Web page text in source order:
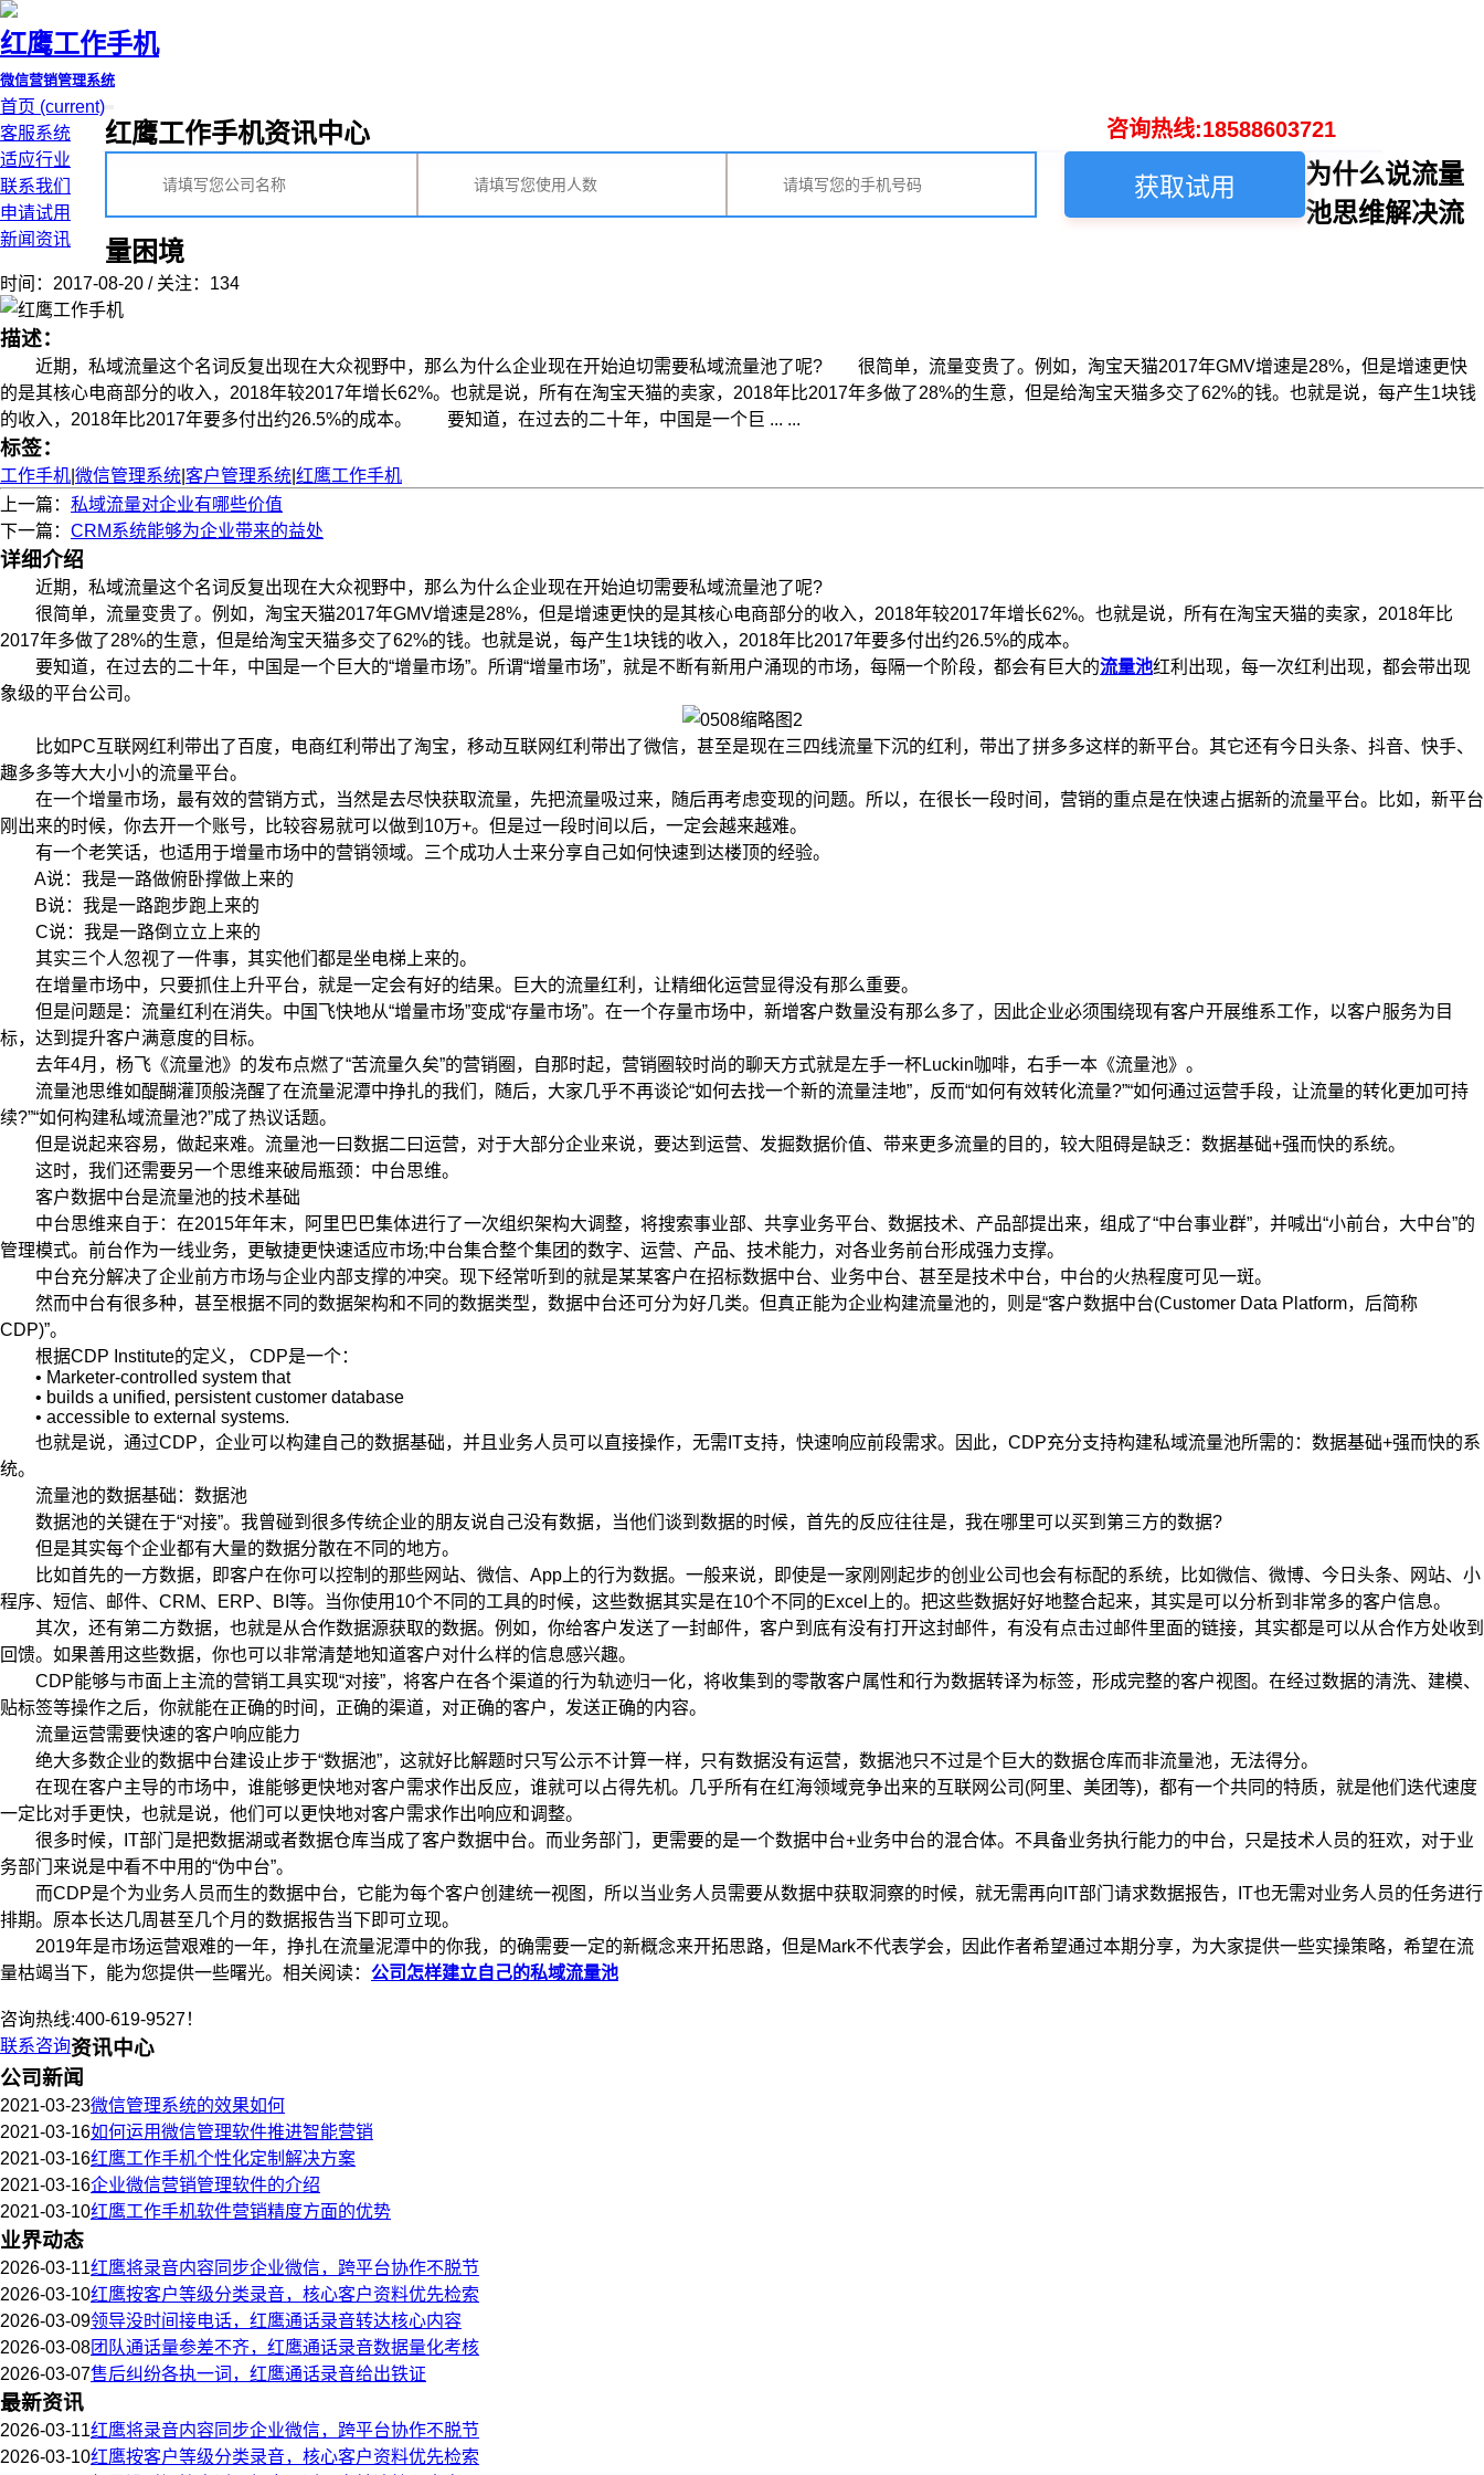
红鹰工作手机
微信营销管理系统
首页 (current)
客服系统
适应行业
联系我们
申请试用
新闻资讯
咨询热线:18588603721
红鹰工作手机资讯中心
获取试用
为什么说流量
池思维解决流
量困境
时间：2017-08-20 / 关注：134
描述：
近期，私域流量这个名词反复出现在大众视野中，那么为什么企业现在开始迫切需要私域流量池了呢? 很简单，流量变贵了。例如，淘宝天猫2017年GMV增速是28%，但是增速更快
的是其核心电商部分的收入，2018年较2017年增长62%。也就是说，所有在淘宝天猫的卖家，2018年比2017年多做了28%的生意，但是给淘宝天猫多交了62%的钱。也就是说，每产生1块钱
的收入，2018年比2017年要多付出约26.5%的成本。 要知道，在过去的二十年，中国是一个巨 ... ...
标签：
工作手机 微信管理系统 客户管理系统 红鹰工作手机
上一篇： 私域流量对企业有哪些价值
下一篇： CRM系统能够为企业带来的益处
详细介绍
近期，私域流量这个名词反复出现在大众视野中，那么为什么企业现在开始迫切需要私域流量池了呢?
很简单，流量变贵了。例如，淘宝天猫2017年GMV增速是28%，但是增速更快的是其核心电商部分的收入，2018年较2017年增长62%。也就是说，所有在淘宝天猫的卖家，2018年比
2017年多做了28%的生意，但是给淘宝天猫多交了62%的钱。也就是说，每产生1块钱的收入，2018年比2017年要多付出约26.5%的成本。
要知道，在过去的二十年，中国是一个巨大的“增量市场”。所谓“增量市场”，就是不断有新用户涌现的市场，每隔一个阶段，都会有巨大的流量池红利出现，每一次红利出现，都会带出现
象级的平台公司。
比如PC互联网红利带出了百度，电商红利带出了淘宝，移动互联网红利带出了微信，甚至是现在三四线流量下沉的红利，带出了拼多多这样的新平台。其它还有今日头条、抖音、快手、
趣多多等大大小小的流量平台。
在一个增量市场，最有效的营销方式，当然是去尽快获取流量，先把流量吸过来，随后再考虑变现的问题。所以，在很长一段时间，营销的重点是在快速占据新的流量平台。比如，新平台
刚出来的时候，你去开一个账号，比较容易就可以做到10万+。但是过一段时间以后，一定会越来越难。
有一个老笑话，也适用于增量市场中的营销领域。三个成功人士来分享自己如何快速到达楼顶的经验。
A说：我是一路做俯卧撑做上来的
B说：我是一路跑步跑上来的
C说：我是一路倒立立上来的
其实三个人忽视了一件事，其实他们都是坐电梯上来的。
在增量市场中，只要抓住上升平台，就是一定会有好的结果。巨大的流量红利，让精细化运营显得没有那么重要。
但是问题是：流量红利在消失。中国飞快地从“增量市场”变成“存量市场”。在一个存量市场中，新增客户数量没有那么多了，因此企业必须围绕现有客户开展维系工作，以客户服务为目
标，达到提升客户满意度的目标。
去年4月，杨飞《流量池》的发布点燃了“苦流量久矣”的营销圈，自那时起，营销圈较时尚的聊天方式就是左手一杯Luckin咖啡，右手一本《流量池》。
流量池思维如醍醐灌顶般浇醒了在流量泥潭中挣扎的我们，随后，大家几乎不再谈论“如何去找一个新的流量洼地”，反而“如何有效转化流量?”“如何通过运营手段，让流量的转化更加可持
续?”“如何构建私域流量池?”成了热议话题。
但是说起来容易，做起来难。流量池一曰数据二曰运营，对于大部分企业来说，要达到运营、发掘数据价值、带来更多流量的目的，较大阻碍是缺乏：数据基础+强而快的系统。
这时，我们还需要另一个思维来破局瓶颈：中台思维。
客户数据中台是流量池的技术基础
中台思维来自于：在2015年年末，阿里巴巴集体进行了一次组织架构大调整，将搜索事业部、共享业务平台、数据技术、产品部提出来，组成了“中台事业群”，并喊出“小前台，大中台”的
管理模式。前台作为一线业务，更敏捷更快速适应市场;中台集合整个集团的数字、运营、产品、技术能力，对各业务前台形成强力支撑。
中台充分解决了企业前方市场与企业内部支撑的冲突。现下经常听到的就是某某客户在招标数据中台、业务中台、甚至是技术中台，中台的火热程度可见一斑。
然而中台有很多种，甚至根据不同的数据架构和不同的数据类型，数据中台还可分为好几类。但真正能为企业构建流量池的，则是“客户数据中台(Customer Data Platform，后简称
CDP)”。
根据CDP Institute的定义， CDP是一个：
• Marketer-controlled system that
• builds a unified, persistent customer database
• accessible to external systems.
也就是说，通过CDP，企业可以构建自己的数据基础，并且业务人员可以直接操作，无需IT支持，快速响应前段需求。因此，CDP充分支持构建私域流量池所需的：数据基础+强而快的系
统。
流量池的数据基础：数据池
数据池的关键在于“对接”。我曾碰到很多传统企业的朋友说自己没有数据，当他们谈到数据的时候，首先的反应往往是，我在哪里可以买到第三方的数据?
但是其实每个企业都有大量的数据分散在不同的地方。
比如首先的一方数据，即客户在你可以控制的那些网站、微信、App上的行为数据。一般来说，即使是一家刚刚起步的创业公司也会有标配的系统，比如微信、微博、今日头条、网站、小
程序、短信、邮件、CRM、ERP、BI等。当你使用10个不同的工具的时候，这些数据其实是在10个不同的Excel上的。把这些数据好好地整合起来，其实是可以分析到非常多的客户信息。
其次，还有第二方数据，也就是从合作数据源获取的数据。例如，你给客户发送了一封邮件，客户到底有没有打开这封邮件，有没有点击过邮件里面的链接，其实都是可以从合作方处收到
回馈。如果善用这些数据，你也可以非常清楚地知道客户对什么样的信息感兴趣。
CDP能够与市面上主流的营销工具实现“对接”，将客户在各个渠道的行为轨迹归一化，将收集到的零散客户属性和行为数据转译为标签，形成完整的客户视图。在经过数据的清洗、建模、
贴标签等操作之后，你就能在正确的时间，正确的渠道，对正确的客户，发送正确的内容。
流量运营需要快速的客户响应能力
绝大多数企业的数据中台建设止步于“数据池”，这就好比解题时只写公示不计算一样，只有数据没有运营，数据池只不过是个巨大的数据仓库而非流量池，无法得分。
在现在客户主导的市场中，谁能够更快地对客户需求作出反应，谁就可以占得先机。几乎所有在红海领域竞争出来的互联网公司(阿里、美团等)，都有一个共同的特质，就是他们迭代速度
一定比对手更快，也就是说，他们可以更快地对客户需求作出响应和调整。
很多时候，IT部门是把数据湖或者数据仓库当成了客户数据中台。而业务部门，更需要的是一个数据中台+业务中台的混合体。不具备业务执行能力的中台，只是技术人员的狂欢，对于业
务部门来说是中看不中用的“伪中台”。
而CDP是个为业务人员而生的数据中台，它能为每个客户创建统一视图，所以当业务人员需要从数据中获取洞察的时候，就无需再向IT部门请求数据报告，IT也无需对业务人员的任务进行
排期。原本长达几周甚至几个月的数据报告当下即可立现。
2019年是市场运营艰难的一年，挣扎在流量泥潭中的你我，的确需要一定的新概念来开拓思路，但是Mark不代表学会，因此作者希望通过本期分享，为大家提供一些实操策略，希望在流
量枯竭当下，能为您提供一些曙光。相关阅读： 公司怎样建立自己的私域流量池
咨询热线:400-619-9527！
联系咨询资讯中心
公司新闻
2021-03-23微信管理系统的效果如何
2021-03-16如何运用微信管理软件推进智能营销
2021-03-16红鹰工作手机个性化定制解决方案
2021-03-16企业微信营销管理软件的介绍
2021-03-10红鹰工作手机软件营销精度方面的优势
业界动态
2026-03-11红鹰将录音内容同步企业微信，跨平台协作不脱节
2026-03-10红鹰按客户等级分类录音，核心客户资料优先检索
2026-03-09领导没时间接电话，红鹰通话录音转达核心内容
2026-03-08团队通话量参差不齐，红鹰通话录音数据量化考核
2026-03-07售后纠纷各执一词，红鹰通话录音给出铁证
最新资讯
2026-03-11红鹰将录音内容同步企业微信，跨平台协作不脱节
2026-03-10红鹰按客户等级分类录音，核心客户资料优先检索